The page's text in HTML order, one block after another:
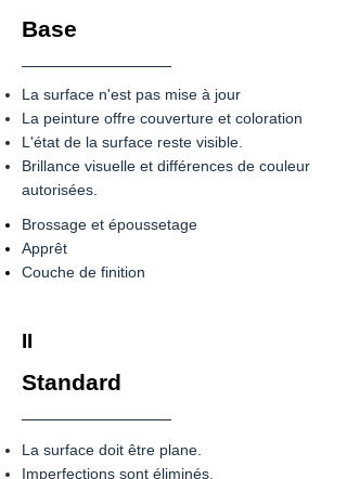
Base
La surface n'est pas mise à jour
La peinture offre couverture et coloration
L'état de la surface reste visible.
Brillance visuelle et différences de couleur
autorisées.
Brossage et époussetage
Apprêt
Couche de finition​
II
Standard
La surface doit être plane.
Imperfections sont éliminés.